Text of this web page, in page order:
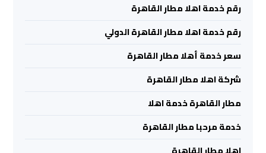
رقم خدمة اهلا مطار القاهرة
رقم خدمة اهلا مطار القاهرة الدولي
سعر خدمة أهلا مطار القاهرة
شركة اهلا مطار القاهرة
مطار القاهرة خدمة اهلا
خدمة مرحبا مطار القاهرة
ليموزين
الغردقة
العرب